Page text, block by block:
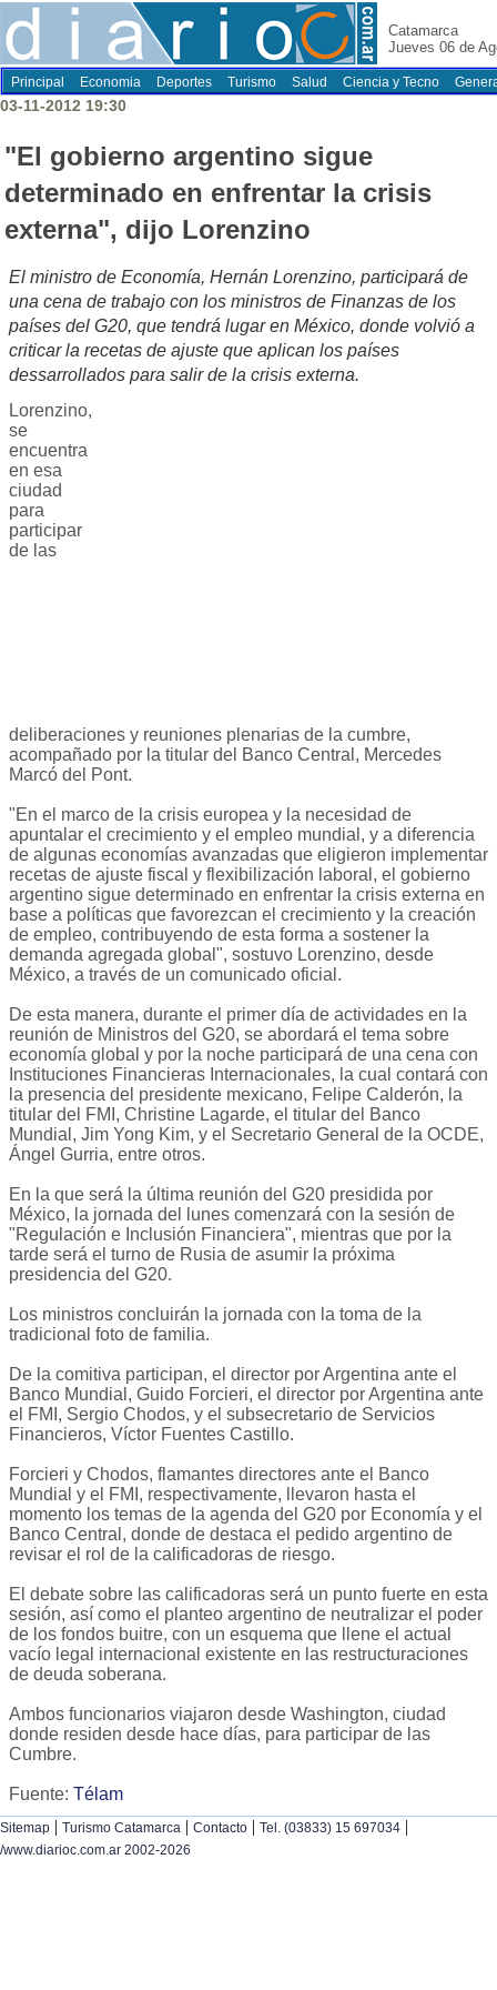
Catamarca
Jueves 06 de
Principal Economia Deportes Turismo Salud Ciencia y Tecno
03-11-2012 19:30
"El gobierno argentino sigue
determinado en enfrentar la crisis
externa", dijo Lorenzino
El ministro de Economía, Hernán Lorenzino, participará de
una cena de trabajo con los ministros de Finanzas de los
países del G20, que tendrá lugar en México, donde volvió a
criticar la recetas de ajuste que aplican los países
dessarrollados para salir de la crisis externa.
Lorenzino,
se
encuentra
en esa
ciudad
para
participar
de las
deliberaciones y reuniones plenarias de la cumbre,
acompañado por la titular del Banco Central, Mercedes
Marcó del Pont.
"En el marco de la crisis europea y la necesidad de
apuntalar el crecimiento y el empleo mundial, y a diferencia
de algunas economías avanzadas que eligieron implementar
recetas de ajuste fiscal y flexibilización laboral, el gobierno
argentino sigue determinado en enfrentar la crisis externa en
base a políticas que favorezcan el crecimiento y la creación
de empleo, contribuyendo de esta forma a sostener la
demanda agregada global", sostuvo Lorenzino, desde
México, a través de un comunicado oficial.
De esta manera, durante el primer día de actividades en la
reunión de Ministros del G20, se abordará el tema sobre
economía global y por la noche participará de una cena con
Instituciones Financieras Internacionales, la cual contará con
la presencia del presidente mexicano, Felipe Calderón, la
titular del FMI, Christine Lagarde, el titular del Banco
Mundial, Jim Yong Kim, y el Secretario General de la OCDE,
Ángel Gurria, entre otros.
En la que será la última reunión del G20 presidida por
México, la jornada del lunes comenzará con la sesión de
"Regulación e Inclusión Financiera", mientras que por la
tarde será el turno de Rusia de asumir la próxima
presidencia del G20.
Los ministros concluirán la jornada con la toma de la
tradicional foto de familia.
De la comitiva participan, el director por Argentina ante el
Banco Mundial, Guido Forcieri, el director por Argentina ante
el FMI, Sergio Chodos, y el subsecretario de Servicios
Financieros, Víctor Fuentes Castillo.
Forcieri y Chodos, flamantes directores ante el Banco
Mundial y el FMI, respectivamente, llevaron hasta el
momento los temas de la agenda del G20 por Economía y el
Banco Central, donde de destaca el pedido argentino de
revisar el rol de la calificadoras de riesgo.
El debate sobre las calificadoras será un punto fuerte en esta
sesión, así como el planteo argentino de neutralizar el poder
de los fondos buitre, con un esquema que llene el actual
vacío legal internacional existente en las restructuraciones
de deuda soberana.
Ambos funcionarios viajaron desde Washington, ciudad
donde residen desde hace días, para participar de las
Cumbre.
Fuente: Télam
Sitemap | Turismo Catamarca | Contacto | Tel. (03833) 15 697034 |
/www.diarioc.com.ar 2002-2026